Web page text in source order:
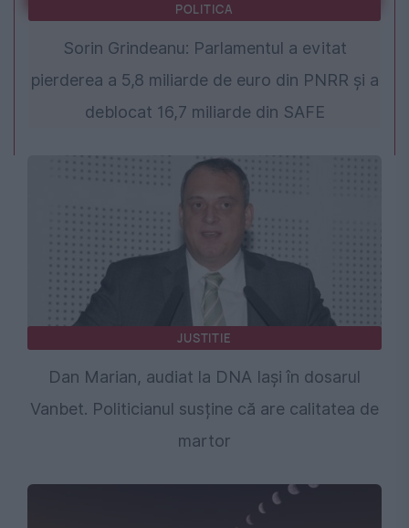
POLITICA
Sorin Grindeanu: Parlamentul a evitat
pierderea a 5,8 miliarde de euro din PNRR și a
deblocat 16,7 miliarde din SAFE
JUSTITIE
Dan Marian, audiat la DNA Iași în dosarul
Vanbet. Politicianul susține că are calitatea de
martor